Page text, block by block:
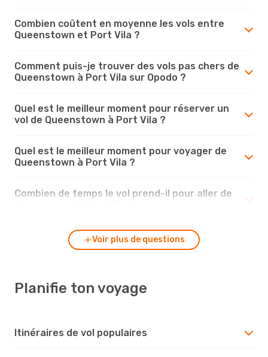
Combien coûtent en moyenne les vols entre
Queenstown et Port Vila ?
Comment puis-je trouver des vols pas chers de
Queenstown à Port Vila sur Opodo ?
Quel est le meilleur moment pour réserver un
vol de Queenstown à Port Vila ?
Quel est le meilleur moment pour voyager de
Queenstown à Port Vila ?
Combien de temps le vol prend-il pour aller de
Voir plus de questions
Planifie ton voyage
Itinéraires de vol populaires